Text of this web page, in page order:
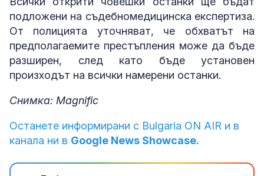
подложени на съдебномедицинска експертиза.
От полицията уточняват, че обхватът на
предполагаемите престъпления може да бъде
разширен, след като бъде установен
произходът на всички намерени останки.
Снимка: Magnific
Останете информирани с Bulgaria ON AIR и в
канала ни в Google News Showcase.